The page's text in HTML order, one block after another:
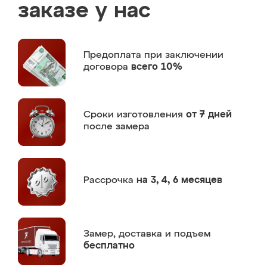
заказе у нас
Предоплата при заключении
договора всего 10%
Сроки изготовления от 7 дней
после замера
Рассрочка на 3, 4, 6 месяцев
Замер, доставка и подъем
бесплатно